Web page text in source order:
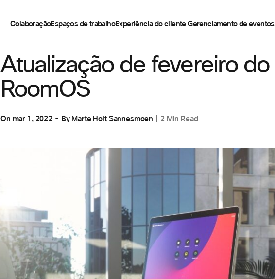
ColaboraçãoEspaços de trabalhoExperiência do clienteGerenciamento de eventos
Atualização de fevereiro do
RoomOS
On mar 1, 2022 By Marte Holt Sannesmoen 2 Min Read